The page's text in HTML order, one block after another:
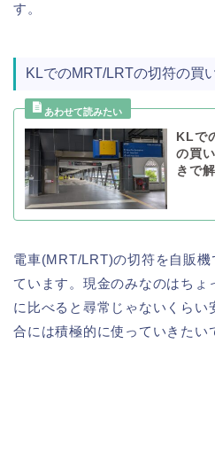
す。
KLでのMRT/LRTの切符の買
KLで
の買
きで
電車(MRT/LRT)の切符を自販
ています。現金のみなのはち
に比べると尋常じゃないくらい
合には積極的に使っていきたい